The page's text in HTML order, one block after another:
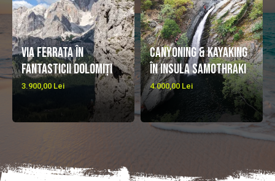
Via Ferrata în
fantasticii Dolomiți
3.900,00 Lei
Canyoning & Kayaking
în insula Samothraki
4.000,00 Lei